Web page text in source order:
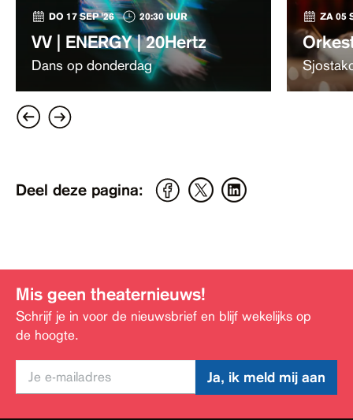
DO 17 SEP '26 20:30 UUR
VV | ENERGY | 20Hertz
Dans op donderdag
ZA 05
Deel deze pagina:
Mis geen theaternieuws!
Schrijf je in voor de nieuwsbrief en blijf wekelijks op
de hoogte.
Ja, ik meld mij aan